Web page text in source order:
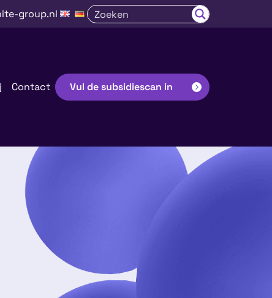
group.nl
Contact Vul de subsidiescan in